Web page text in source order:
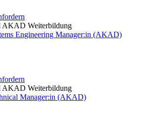
Weiterbildung
Engineering Manager:in (AKAD)
Weiterbildung
Manager:in (AKAD)